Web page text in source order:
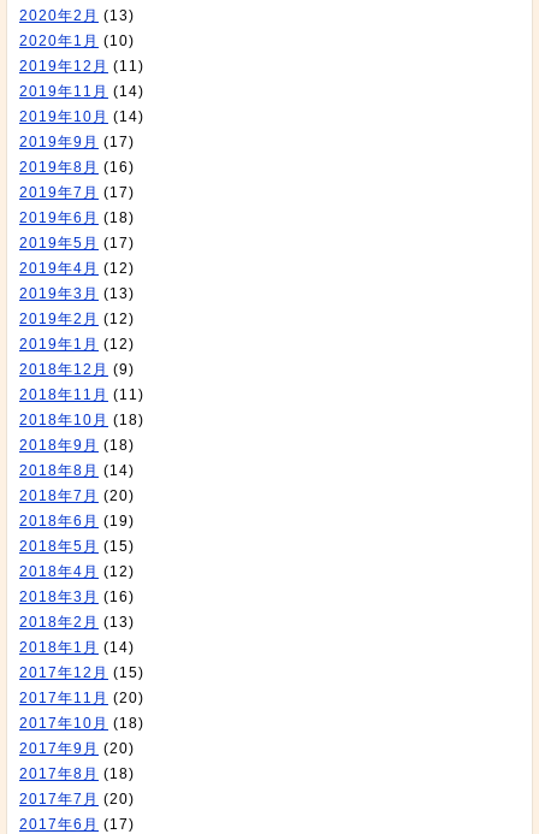
2020年2月 (13)
2020年1月 (10)
2019年12月 (11)
2019年11月 (14)
2019年10月 (14)
2019年9月 (17)
2019年8月 (16)
2019年7月 (17)
2019年6月 (18)
2019年5月 (17)
2019年4月 (12)
2019年3月 (13)
2019年2月 (12)
2019年1月 (12)
2018年12月 (9)
2018年11月 (11)
2018年10月 (18)
2018年9月 (18)
2018年8月 (14)
2018年7月 (20)
2018年6月 (19)
2018年5月 (15)
2018年4月 (12)
2018年3月 (16)
2018年2月 (13)
2018年1月 (14)
2017年12月 (15)
2017年11月 (20)
2017年10月 (18)
2017年9月 (20)
2017年8月 (18)
2017年7月 (20)
2017年6月 (17)